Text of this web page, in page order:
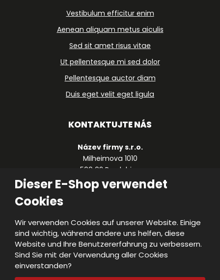
Dieser E-Shop verwendet
Cookies
Wir verwenden Cookies auf unserer Website. Einige
sind wichtig, während andere uns helfen, diese
Website und Ihre Benutzererfahrung zu verbessern.
Sind Sie mit der Verwendung aller Cookies
einverstanden?
Vestibulum efficitur enim
Aenean aliquam metus aiculis
Sed sit amet risus vitae
Ut pellentesque mi sed dolor
Pellentesque auctor diam
Duis eget velit eget ligula
KONTAKTUJTE NÁS
Název firmy s.r.o.
Milheimova 1010
500 02 Pardubice
Česká republika
© 2026, KADEN, s.r.o.
VISA